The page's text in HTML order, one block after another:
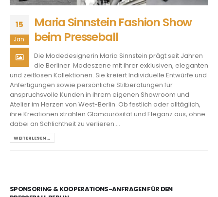
15
Jan.
Maria Sinnstein Fashion Show
beim Presseball
Die Modedesignerin Maria Sinnstein prägt seit Jahren
die Berliner Modeszene mit ihrer exklusiven, eleganten
und zeitlosen Kollektionen. Sie kreiert Individuelle Entwürfe und
Anfertigungen sowie persönliche Stilberatungen für
anspruchsvolle Kunden in ihrem eigenen Showroom und
Atelier im Herzen von West-Berlin. Ob festlich oder alltäglich,
ihre Kreationen strahlen Glamourösität und Eleganz aus, ohne
dabei an Schlichtheit zu verlieren....
WEITERLESEN…
SPONSORING & KOOPERATIONS-ANFRAGEN FÜR DEN